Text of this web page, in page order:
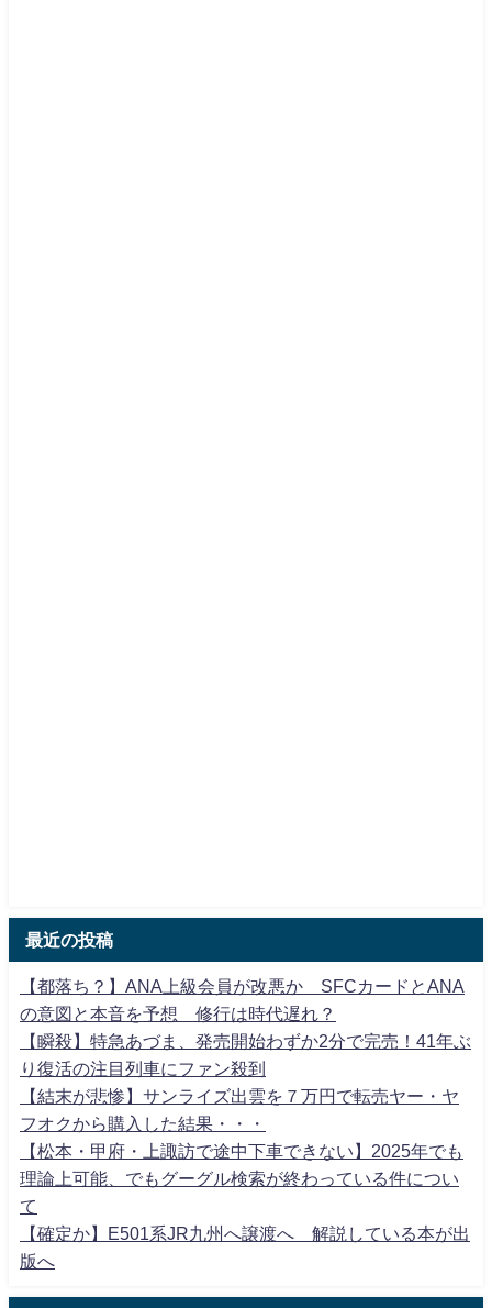
最近の投稿
【都落ち？】ANA上級会員が改悪か SFCカードとANA
の意図と本音を予想 修行は時代遅れ？
【瞬殺】特急あづま、発売開始わずか2分で完売！41年ぶ
り復活の注目列車にファン殺到
【結末が悲惨】サンライズ出雲を７万円で転売ヤー・ヤ
フオクから購入した結果・・・
【松本・甲府・上諏訪で途中下車できない】2025年でも
理論上可能、でもグーグル検索が終わっている件につい
て
【確定か】E501系JR九州へ譲渡へ 解説している本が出
版へ